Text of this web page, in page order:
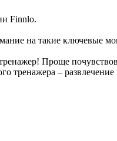
Finnlo.
на такие ключевые
Проще
тренажера – развлечение